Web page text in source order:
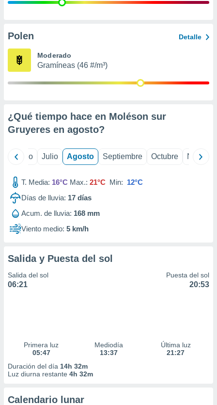
publicidad
de
Polen Detalle
Moderado
Gramíneas (46 #/m³)
¿Qué tiempo hace en Moléson sur
Gruyeres en agosto?
Junio Julio Agosto Septiembre Octubre
T. Media: 16°C Max.: 21°C Min: 12°C
Días de lluvia: 17 días
Acum. de lluvia: 168 mm
Viento medio: 5 km/h
Salida y Puesta del sol
Salida del sol
06:21
Puesta del sol
20:53
Primera luz
05:47
Mediodía
13:37
Última luz
21:27
Duración del día 14h 32m
Luz diurna restante 4h 32m
Calendario lunar